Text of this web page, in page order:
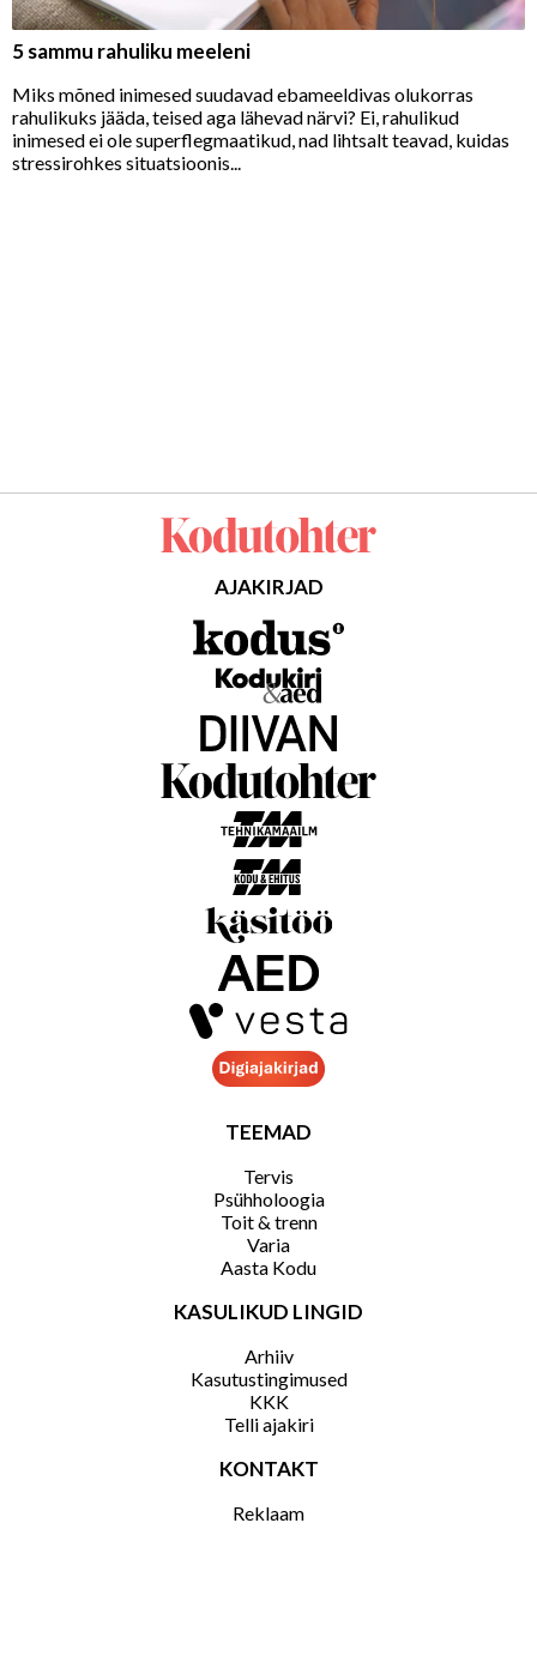
5 sammu rahuliku meeleni
Miks mõned inimesed suudavad ebameeldivas olukorras
rahulikuks jääda, teised aga lähevad närvi? Ei, rahulikud
inimesed ei ole superflegmaatikud, nad lihtsalt teavad, kuidas
stressirohkes situatsioonis...
AJAKIRJAD
TEEMAD
Tervis
Psühholoogia
Toit & trenn
Varia
Aasta Kodu
KASULIKUD LINGID
Arhiiv
Kasutustingimused
KKK
Telli ajakiri
KONTAKT
Reklaam